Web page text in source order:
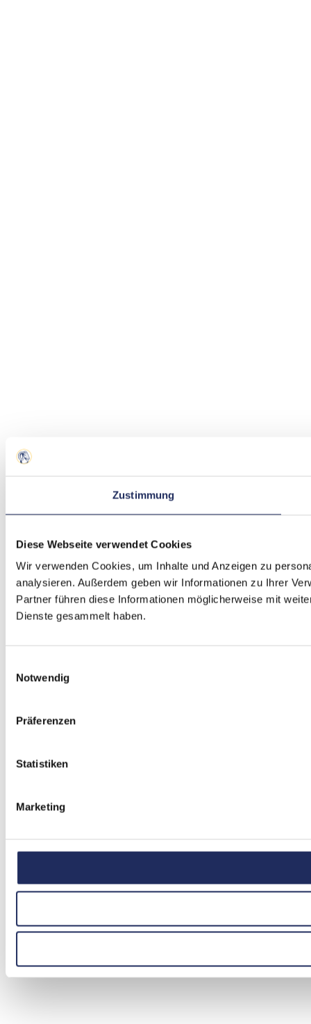
Zustimmung
Diese Webseite verwendet Cookies
Wir verwenden Cookies, um Inhalte und Anzeigen zu
analysieren. Außerdem geben wir Informationen zu Ihrer
Partner führen diese Informationen möglicherweise mit
Dienste gesammelt haben.
Notwendig
Präferenzen
Statistiken
Marketing